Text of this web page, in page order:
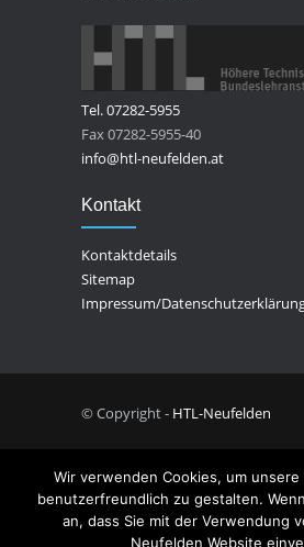
Tel. 07282-5955
Fax 07282-5955-40
info@htl-neufelden.at
Kontakt
Kontaktdetails
Sitemap
Impressum/
© Copyright - HTL-Neufelden
Wir verwenden Cookies, um
benutzerfreundlich zu gestalten.
an, dass Sie mit der Verwendung
Neufelden Website